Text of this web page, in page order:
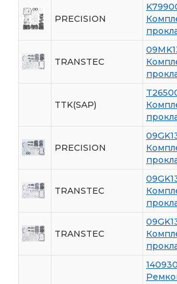
PRECISION
TRANSTEC
TTK(SAP)
PRECISION
TRANSTEC
TRANSTEC